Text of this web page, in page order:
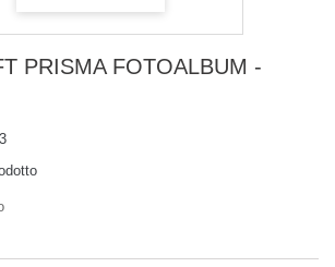
PRISMA FOTOALBUM -